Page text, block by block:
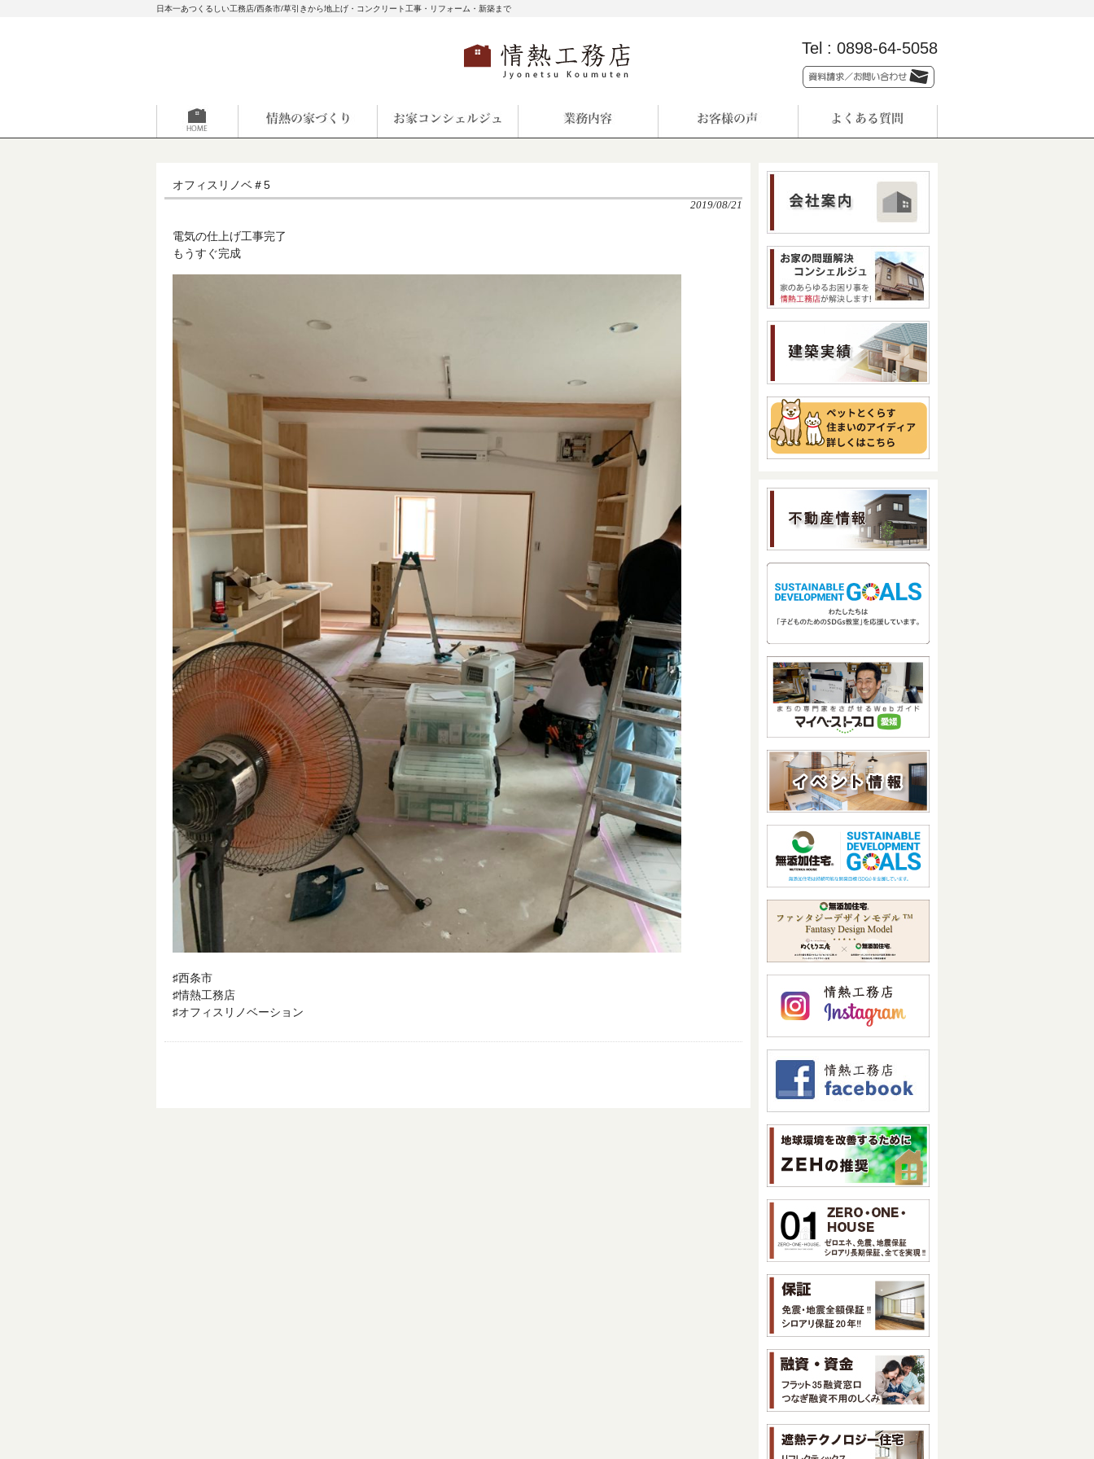
日本一あつくるしい工務店/西条市/草引きから地上げ・コンクリート工事・リフォーム・新築まで
Tel : 0898-64-5058
オフィスリノベ＃5
2019/08/21
電気の仕上げ工事完了
もうすぐ完成
♯西条市
♯情熱工務店
♯オフィスリノベーション